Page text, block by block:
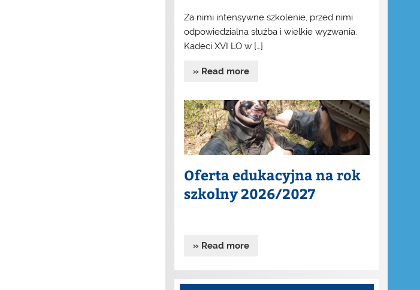
Za nimi intensywne szkolenie, przed nimi
odpowiedzialna służba i wielkie wyzwania.
Kadeci XVI LO w […]
» Read more
Oferta edukacyjna na rok
szkolny 2026/2027
» Read more